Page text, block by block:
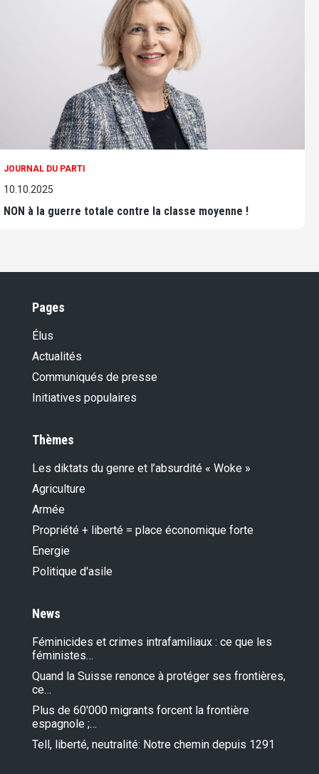
JOURNAL DU PARTI
10.10.2025
NON à la guerre totale contre la classe moyenne !
Pages
Élus
Actualités
Communiqués de presse
Initiatives populaires
Thèmes
Les diktats du genre et l’absurdité « Woke »
Agriculture
Armée
Propriété + liberté = place économique forte
Energie
Politique d'asile
News
Féminicides et crimes intrafamiliaux : ce que les
féministes…
Quand la Suisse renonce à protéger ses frontières,
ce…
Plus de 60'000 migrants forcent la frontière
espagnole ;…
Tell, liberté, neutralité: Notre chemin depuis 1291